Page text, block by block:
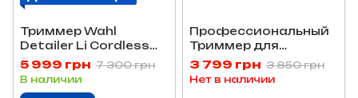
Триммер Wahl
Detailer Li Cordless
Gold 08171-716
5 999 грн 7 300 грн
В наличии
Профессиональный
Триммер для
стрижки Moser
ChroMini Pro 2 1591-
3 799 грн 3 850 грн
Нет в наличии